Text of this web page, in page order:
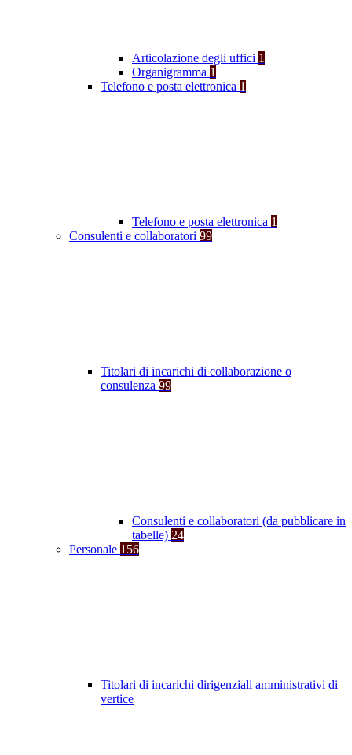
Articolazione degli uffici 1
Organigramma 1
Telefono e posta elettronica 1
Telefono e posta elettronica 1
Consulenti e collaboratori 99
Titolari di incarichi di collaborazione o
consulenza 99
Consulenti e collaboratori (da pubblicare in
tabelle) 24
Personale 156
Titolari di incarichi dirigenziali amministrativi di
vertice